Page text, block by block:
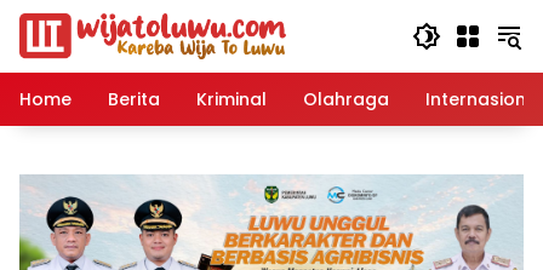
Langsung
konten
Home
Berita Kriminal Olahraga Internasional